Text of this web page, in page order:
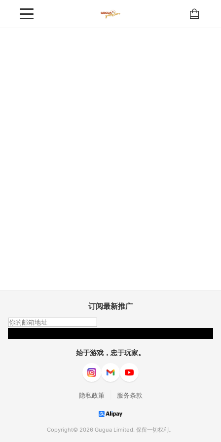
始于游戏，忠于玩家。
隐私政策 服务条款
Copyright© 2026 Gugua Limited. 保留一切权利。
订阅最新推广